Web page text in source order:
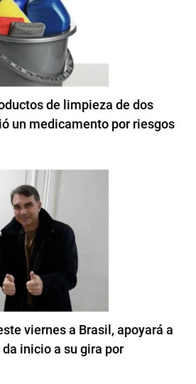
de limpieza de dos
un medicamento por riesgos
viernes a Brasil, apoyará a
inicio a su gira por